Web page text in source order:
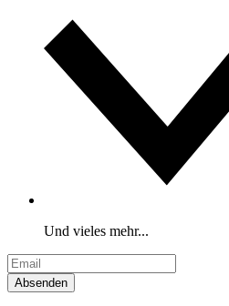
Und vieles mehr...
Absenden